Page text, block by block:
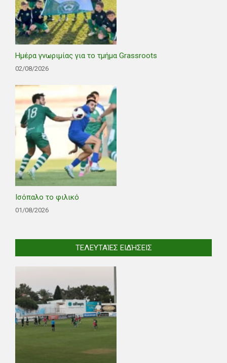
Ημέρα γνωριμίας για το τμήμα Grassroots
02/08/2026
Ισόπαλο το φιλικό
01/08/2026
ΤΕΛΕΥΤΑΊΕΣ ΕΙΔΉΣΕΙΣ